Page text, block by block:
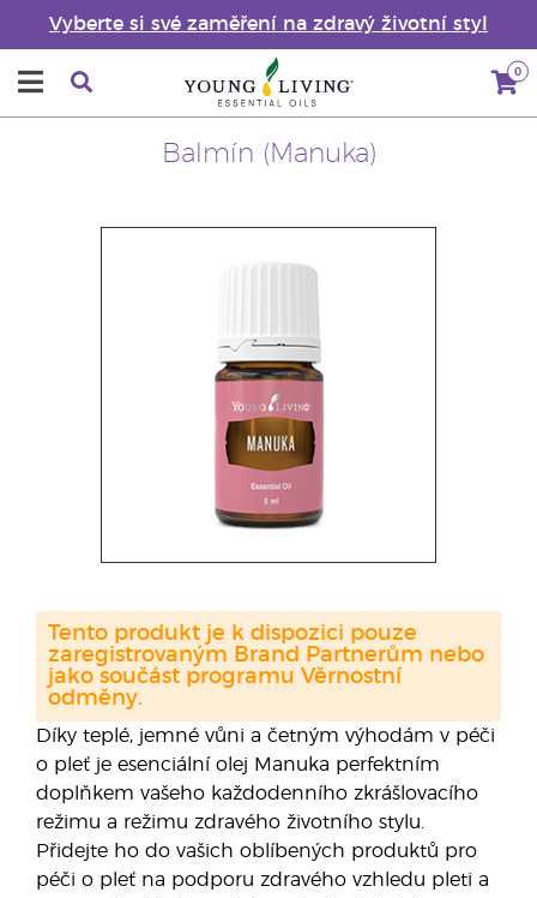
Vyberte si své zaměření na zdravý životní styl
0
Balmín (Manuka)
Díky teplé, jemné vůni a četným výhodám v péči
o pleť je esenciální olej Manuka perfektním
doplňkem vašeho každodenního zkrášlovacího
režimu a režimu zdravého životního stylu.
Přidejte ho do vašich oblíbených produktů pro
péči o pleť na podporu zdravého vzhledu pleti a
Tento produkt je k dispozici pouze
zaregistrovaným Brand Partnerům nebo
jako součást programu Věrnostní
odměny.